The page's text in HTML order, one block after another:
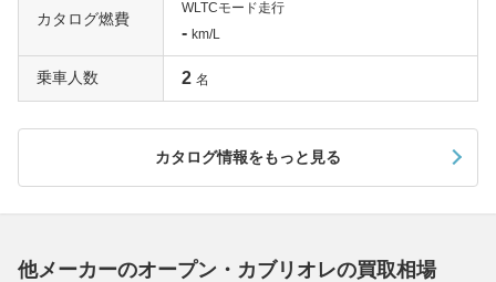
カタログ燃費
WLTCモード走行
- km/L
乗車人数 2 名
カタログ情報をもっと見る
他メーカーのオープン・カブリオレの買取相場